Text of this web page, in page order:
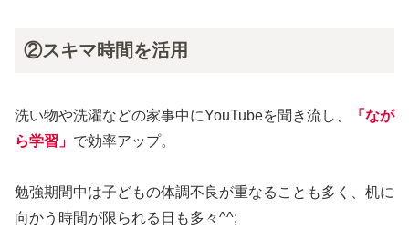
②スキマ時間を活用
洗い物や洗濯などの家事中にYouTubeを聞き流し、
「なが
ら学習」 で効率アップ。
勉強期間中は子どもの体調不良が重なることも多く、机に
向かう時間が限られる日も多々^^;